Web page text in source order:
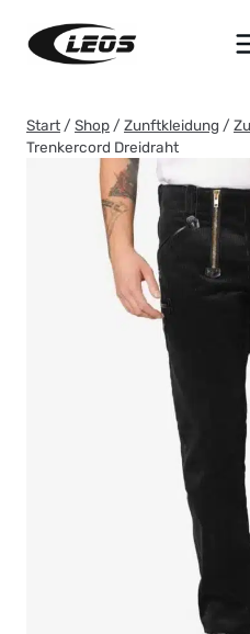
Inhalt
springen
Start / Shop / Zunftkleidung /
Trenkercord Dreidraht